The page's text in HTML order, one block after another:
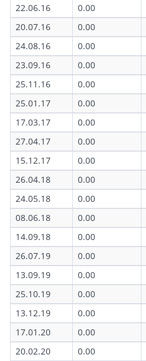
22.06.16
0.00
20.07.16
0.00
24.08.16
0.00
23.09.16
0.00
25.11.16
0.00
25.01.17
0.00
17.03.17
0.00
27.04.17
0.00
15.12.17
0.00
26.04.18
0.00
24.05.18
0.00
08.06.18
0.00
14.09.18
0.00
26.07.19
0.00
13.09.19
0.00
25.10.19
0.00
13.12.19
0.00
17.01.20
0.00
20.02.20
0.00